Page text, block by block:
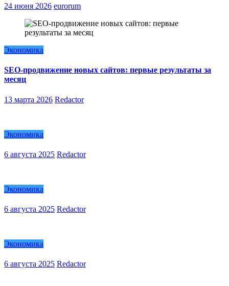
24 июня 2026 eurorum
Экономика
SEO-продвижение новых сайтов: первые результаты за
месяц
13 марта 2026 Redactor
Экономика
6 августа 2025 Redactor
Экономика
6 августа 2025 Redactor
Экономика
6 августа 2025 Redactor